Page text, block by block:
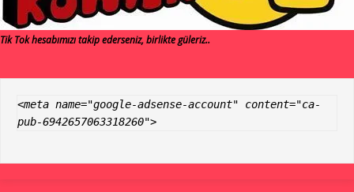
Tik Tok hesabımızı takip ederseniz, birlikte güleriz..
<meta name="google-adsense-account" content="ca-
pub-6942657063318260">